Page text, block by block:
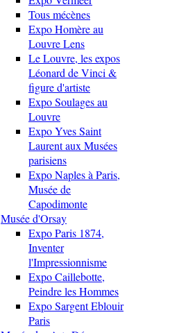
Tous mécènes
Expo Homère au
Louvre Lens
Le Louvre, les expos
Léonard de Vinci &
figure d'artiste
Expo Soulages au
Louvre
Expo Yves Saint
Laurent aux Musées
parisiens
Expo Naples à Paris,
Musée de
Capodimonte
Musée d'Orsay
Expo Paris 1874,
Inventer
l'Impressionnisme
Expo Caillebotte,
Peindre les Hommes
Expo Sargent Eblouir
Paris